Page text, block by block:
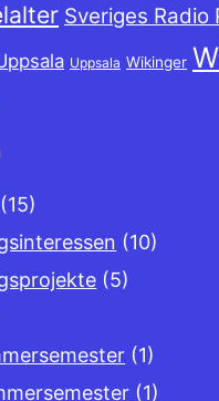
Sveriges Radio
Uppsala Wikinger
(15)
(10)
(5)
(1)
(1)